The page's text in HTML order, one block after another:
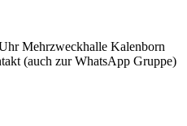
Mehrzweckhalle Kalenborn
(auch zur WhatsApp Gruppe)